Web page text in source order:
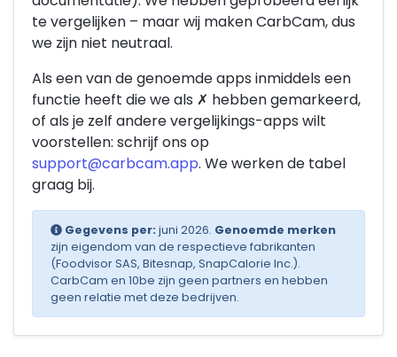
te vergelijken – maar wij maken CarbCam, dus
we zijn niet neutraal.
Als een van de genoemde apps inmiddels een
functie heeft die we als ✗ hebben gemarkeerd,
of als je zelf andere vergelijkings-apps wilt
voorstellen: schrijf ons op
support@carbcam.app. We werken de tabel
graag bij.
Gegevens per: juni 2026. Genoemde merken
zijn eigendom van de respectieve fabrikanten
(Foodvisor SAS, Bitesnap, SnapCalorie Inc.).
CarbCam en 10be zijn geen partners en hebben
geen relatie met deze bedrijven.